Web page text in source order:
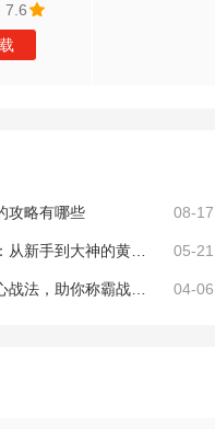
7.6
攻略有哪些 08-17
05-21
04-06